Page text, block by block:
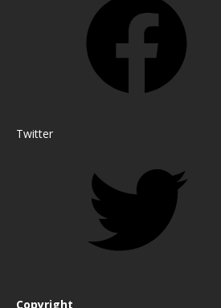
Twitter
Copyright